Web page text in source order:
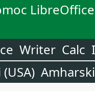
Writer Calc
Amharski